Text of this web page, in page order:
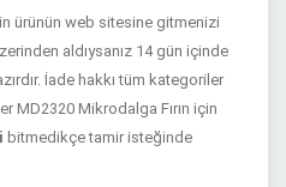
ürünün web sitesine gitmenizi
aldıysanız 14 gün içinde
İade hakkı tüm kategoriler
MD2320 Mikrodalga Fırın için
bitmedikçe tamir isteğinde